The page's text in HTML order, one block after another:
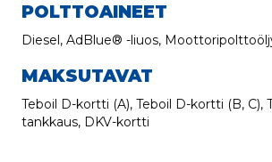
POLTTOAINEET
Diesel, AdBlue® -liuos,
MAKSUTAVAT
Teboil D-kortti (A), Teboil D-kortti (B, C),
tankkaus, DKV-kortti